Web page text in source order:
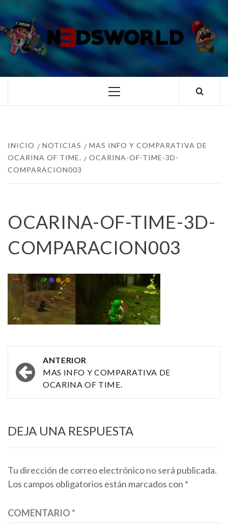
al
contenido
TUS ESPECIALISTAS EN NINTENDO
Menú
INICIO NOTICIAS
MAS INFO Y COMPARATIVA DE
OCARINA OF TIME.
OCARINA-OF-TIME-3D-
COMPARACION003
OCARINA-OF-TIME-3D-
COMPARACION003
Navegación
por
ANTERIOR
MAS INFO Y COMPARATIVA DE
OCARINA OF TIME.
DEJA UNA RESPUESTA
Tu dirección de correo electrónico no será publicada.
Los campos obligatorios están marcados con *
COMENTARIO*